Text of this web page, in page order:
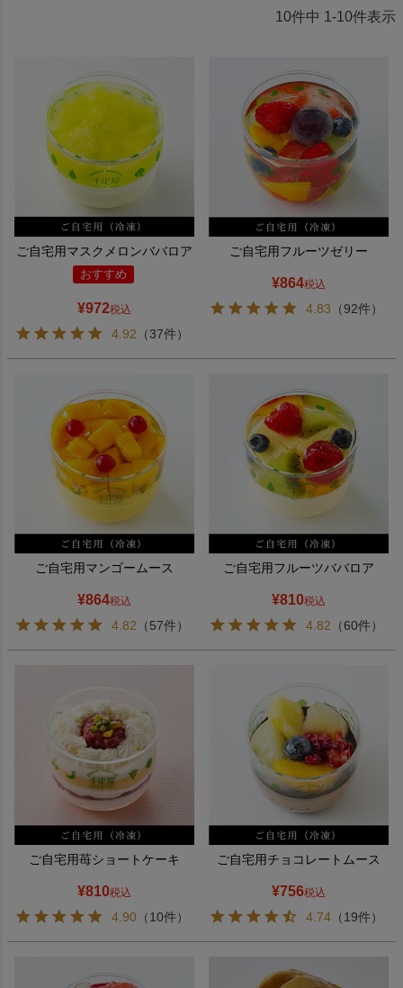
10件中 1 -10件表示
ご自宅用マスクメロンババロア
おすすめ
¥972税込
4.92 （37件）
ご自宅用フルーツゼリー
¥864税込
4.83 （92件）
ご自宅用マンゴームース
¥864税込
4.82 （57件）
ご自宅用フルーツババロア
¥810税込
4.82 （60件）
ご自宅用苺ショートケーキ
¥810税込
4.90 （10件）
ご自宅用チョコレートムース
¥756税込
4.74 （19件）